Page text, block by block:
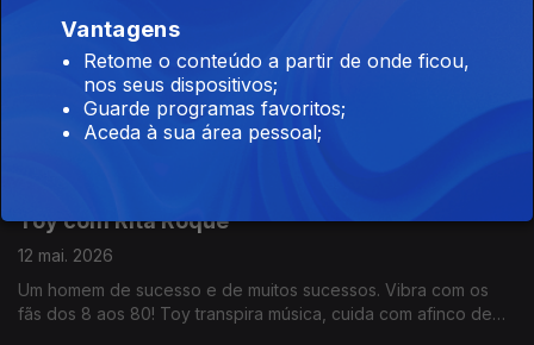
Bernanrdo Emídio com Noémia Gonçalves
Tem uma carreira a solo, faz parte dos Adiafa desde os 17
anos, estudou jazz, é ensaiador de grupos vocais, um deles
Toy com Rita Roque
12 mai. 2026
Um homem de sucesso e de muitos sucessos. Vibra com os
fãs dos 8 aos 80! Toy transpira música, cuida com afinco de
Vantagens
Retome o conteúdo a partir de onde ficou,
nos seus dispositivos;
Guarde programas favoritos;
Aceda à sua área pessoal;